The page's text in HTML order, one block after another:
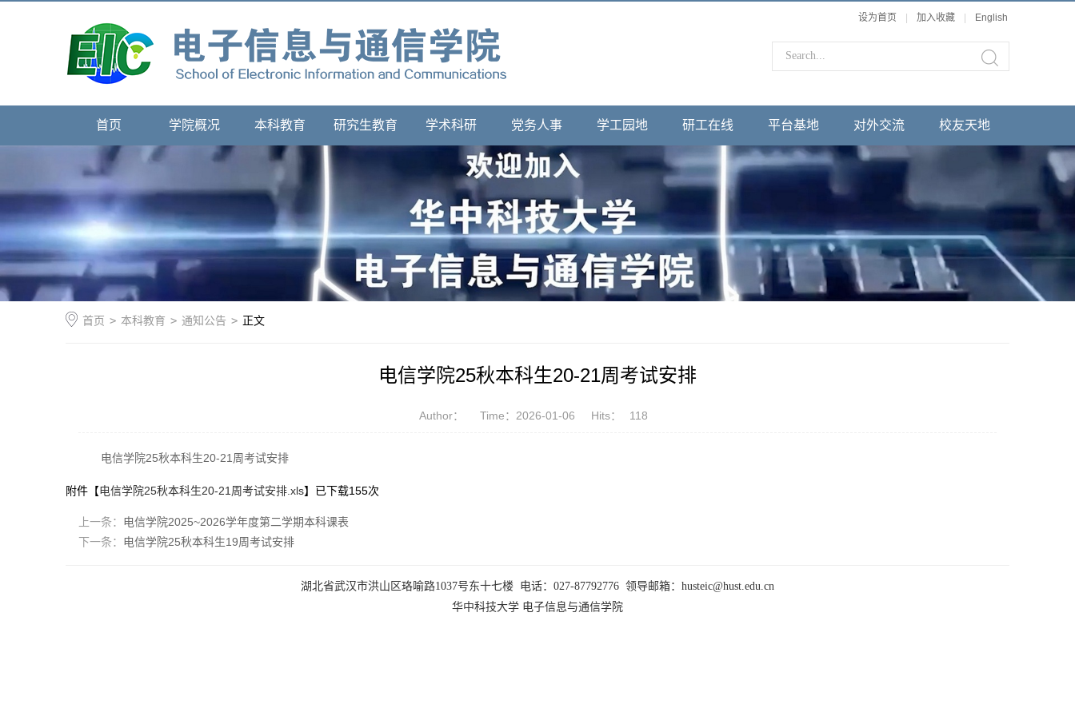
设为首页 加入收藏 English
首页 学院概况 本科教育 研究生教育 学术科研 党务人事 学工园地 研工在线 平台基地 对外交流 校友天地
首页 > 本科教育 > 通知公告 > 正文
电信学院25秋本科生20-21周考试安排
Author： Time：2026-01-06 Hits： 118
电信学院25秋本科生20-21周考试安排
附件【电信学院25秋本科生20-21周考试安排.xls】已下载155次
上一条： 电信学院2025~2026学年度第二学期本科课表
下一条： 电信学院25秋本科生19周考试安排
湖北省武汉市洪山区珞喻路1037号东十七楼 电话：027-87792776 领导邮箱：husteic@hust.edu.cn
华中科技大学 电子信息与通信学院